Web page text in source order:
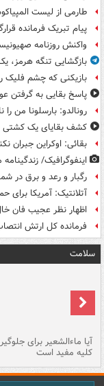
طارمی از لیست
پیام تبریک فرمانده
واکنش روزنامه
بازگشایی تنگه
بازیکنی که چشم فلیک
پاسخ بقایی به گرفتن
رونالدو: بارسلونا من را
کشف بقایای یک کشتی
بقائی: اوکراین جبران
اینفوگرافیک/
رگبار و رعد و برق در
آتلانتیک: آمریکا
اظهار نظر عجیب فان
فرمانده کل ارتش
سلامت
آیا ماءالشعیر برای
کلیه مفید است